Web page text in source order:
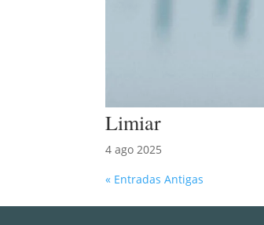
Limiar
4 ago 2025
« Entradas Antigas